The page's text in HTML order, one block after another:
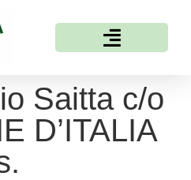
Saitta c/o
D’ITALIA